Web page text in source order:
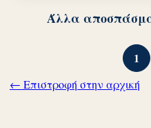
Άλλα
1
← Επιστροφή στην αρχική